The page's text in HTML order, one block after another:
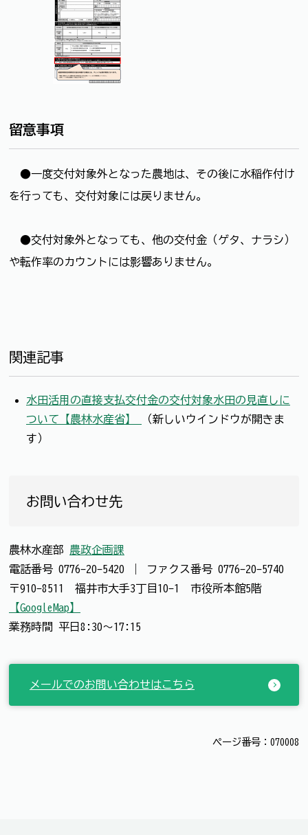
留意事項
●一度交付対象外となった農地は、その後に水稲作付け
を行っても、交付対象には戻りません。
●交付対象外となっても、他の交付金（ゲタ、ナラシ）
や転作率のカウントには影響ありません。
関連記事
水田活用の直接支払交付金の交付対象水田の見直しに
ついて【農林水産省】
（新しいウインドウが開きま
す）
お問い合わせ先
農林水産部 農政企画課
電話番号 0776-20-5420 ファクス番号 0776-20-5740
〒910-8511 福井市大手3丁目10-1 市役所本館5階
【GoogleMap】
業務時間 平日8:30～17:15
メールでのお問い合わせはこちら
ページ番号：070008